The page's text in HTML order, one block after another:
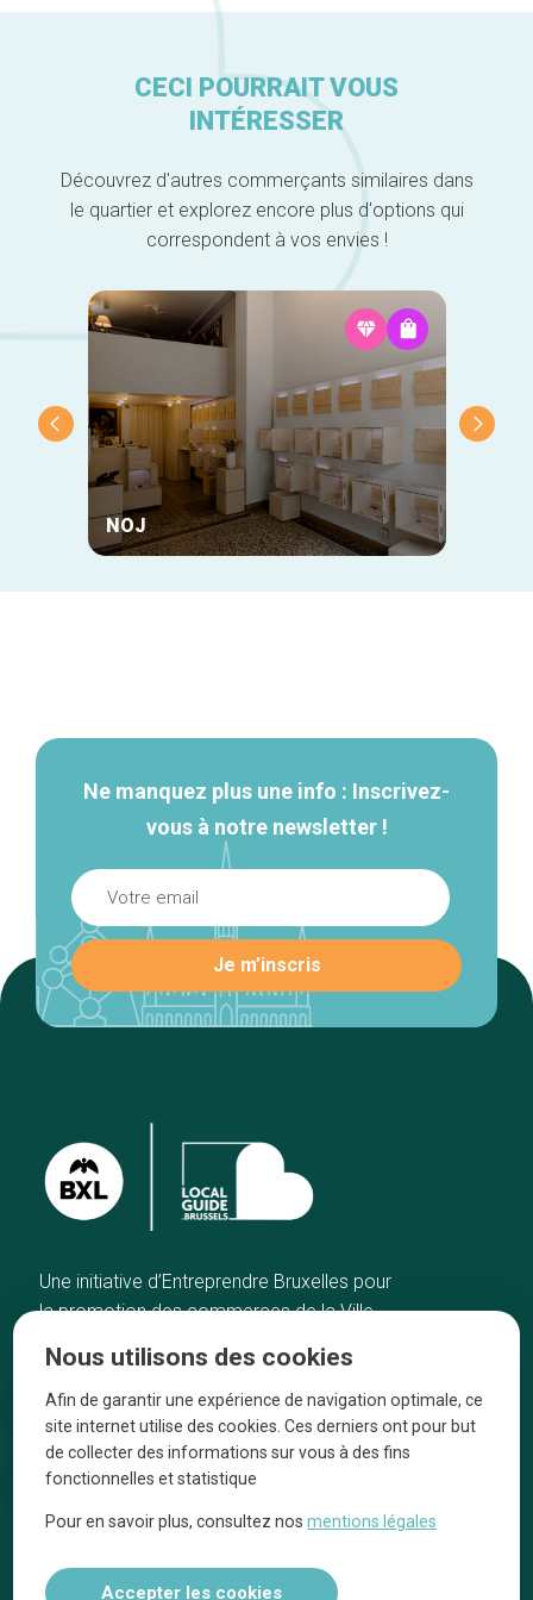
CECI POURRAIT VOUS
INTÉRESSER
Découvrez d'autres commerçants similaires dans
le quartier et explorez encore plus d'options qui
correspondent à vos envies !
NOJ
Ne manquez plus une info : Inscrivez-
vous à notre newsletter !
Une initiative d’Entreprendre Bruxelles pour
la promotion des commerces de la Ville
Accueil
Bonnes adresses
Quartiers
Blog
Tops 10
Artisans
A propos
On parle de nous
Nous utilisons des cookies
Afin de garantir une expérience de navigation optimale, ce
site internet utilise des cookies. Ces derniers ont pour but
de collecter des informations sur vous à des fins
fonctionnelles et statistique
Pour en savoir plus, consultez nosmentions légales
Accepter les cookies